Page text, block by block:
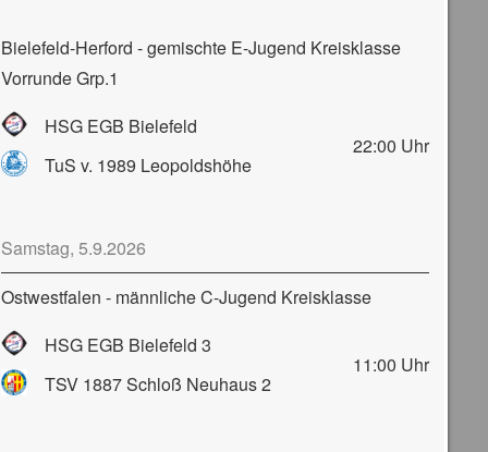
Bielefeld-Herford - gemischte E-Jugend Kreisklasse
Vorrunde Grp.1
HSG EGB Bielefeld
TuS v. 1989 Leopoldshöhe
22:00 Uhr
Samstag, 5.9.2026
Ostwestfalen - männliche C-Jugend Kreisklasse
HSG EGB Bielefeld 3
TSV 1887 Schloß Neuhaus 2
11:00 Uhr